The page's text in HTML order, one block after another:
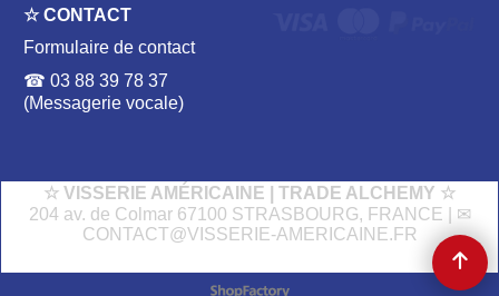
☆ CONTACT
Formulaire de contact
☎ 03 88 39 78 37
(Messagerie vocale)
☆ VISSERIE AMÉRICAINE | TRADE ALCHEMY ☆
204 av. de Colmar 67100 STRASBOURG, FRANCE | ✉
CONTACT@VISSERIE-AMERICAINE.FR
Boutique en ligne créés